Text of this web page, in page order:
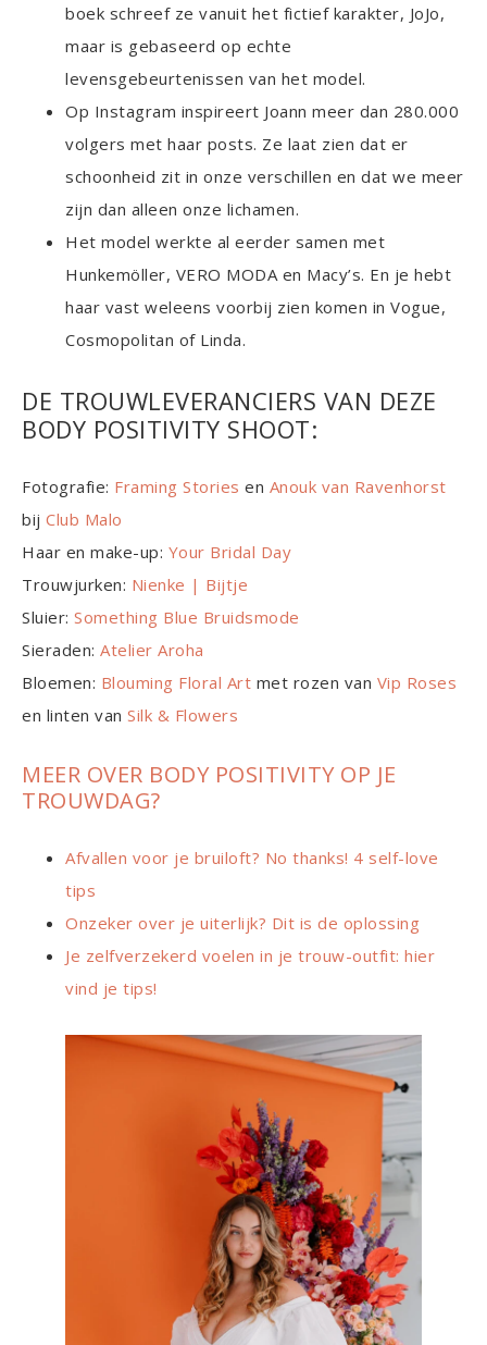
boek schreef ze vanuit het fictief karakter, JoJo,
maar is gebaseerd op echte
levensgebeurtenissen van het model.
Op Instagram inspireert Joann meer dan 280.000
volgers met haar posts. Ze laat zien dat er
schoonheid zit in onze verschillen en dat we meer
zijn dan alleen onze lichamen.
Het model werkte al eerder samen met
Hunkemöller, VERO MODA en Macy’s. En je hebt
haar vast weleens voorbij zien komen in Vogue,
Cosmopolitan of Linda.
DE TROUWLEVERANCIERS VAN DEZE
BODY POSITIVITY SHOOT:
Fotografie: Framing Stories en Anouk van Ravenhorst
bij Club Malo
Haar en make-up: Your Bridal Day
Trouwjurken: Nienke | Bijtje
Sluier: Something Blue Bruidsmode
Sieraden: Atelier Aroha
Bloemen: Blouming Floral Art met rozen van Vip Roses
en linten van Silk & Flowers
MEER OVER BODY POSITIVITY OP JE
TROUWDAG?
Afvallen voor je bruiloft? No thanks! 4 self-love
tips
Onzeker over je uiterlijk? Dit is de oplossing
Je zelfverzekerd voelen in je trouw-outfit: hier
vind je tips!